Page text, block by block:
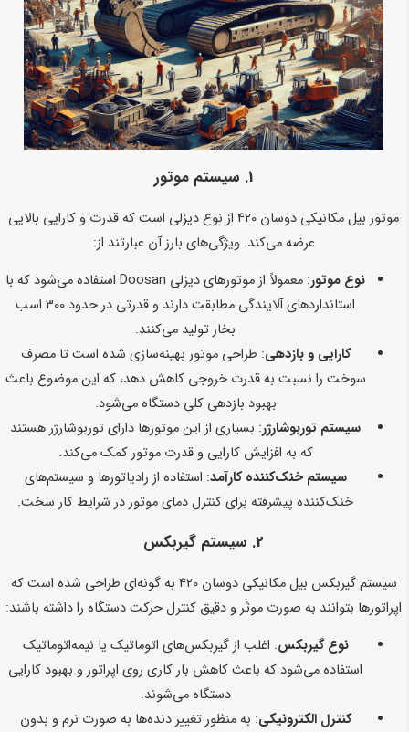
1. سیستم موتور
موتور بیل مکانیکی دوسان 420 از نوع دیزلی است که قدرت و کارایی بالایی
عرضه می‌کند. ویژگی‌های بارز آن عبارتند از:
نوع موتور
: معمولاً از موتورهای دیزلی Doosan استفاده می‌شود که با
استانداردهای آلایندگی مطابقت دارند و قدرتی در حدود 300 اسب
بخار تولید می‌کنند.
کارایی و بازدهی: طراحی موتور بهینه‌سازی شده است تا مصرف
سوخت را نسبت به قدرت خروجی کاهش دهد، که این موضوع باعث
بهبود بازدهی کلی دستگاه می‌شود.
سیستم توربوشارژر: بسیاری از این موتورها دارای توربوشارژر هستند
که به افزایش کارایی و قدرت موتور کمک می‌کند.
سیستم خنک‌کننده کارآمد: استفاده از رادیاتورها و سیستم‌های
خنک‌کننده پیشرفته برای کنترل دمای موتور در شرایط کار سخت.
2. سیستم گیربکس
سیستم گیربکس بیل مکانیکی دوسان 420 به گونه‌ای طراحی شده است که
اپراتورها بتوانند به صورت موثر و دقیق کنترل حرکت دستگاه را داشته باشند:
نوع گیربکس: اغلب از گیربکس‌های اتوماتیک یا نیمه‌اتوماتیک
استفاده می‌شود که باعث کاهش بار کاری روی اپراتور و بهبود کارایی
دستگاه می‌شوند.
کنترل الکترونیکی: به منظور تغییر دنده‌ها به صورت نرم و بدون